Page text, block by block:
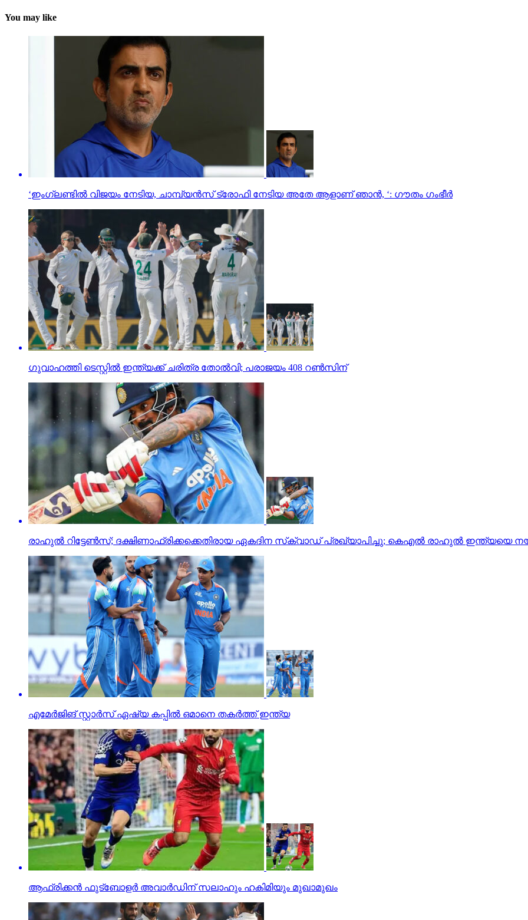
You may like
‘ഇംഗ്ലണ്ടില്‍ വിജയം നേടിയ, ചാമ്പ്യന്‍സ് ട്രോഫി നേടിയ അതേ ആളാണ് ഞാന്‍, ‘: ഗൗതം ഗംഭീര്‍
ഗുവാഹത്തി ടെസ്റ്റില്‍ ഇന്ത്യക്ക് ചരിത്ര തോല്‍വി; പരാജയം 408 റണ്‍സിന്
രാഹുൽ റിട്ടേൺസ്; ദക്ഷിണാഫ്രിക്കക്കെതിരായ ഏകദിന സ്‌ക്വാഡ് പ്രഖ്യാപിച്ചു; കെഎൽ രാഹുൽ ഇന്ത്യയെ
എമേര്‍ജിങ് സ്റ്റാര്‍സ് ഏഷ്യ കപ്പില്‍ ഒമാനെ തകര്‍ത്ത് ഇന്ത്യ
ആഫ്രിക്കന്‍ ഫുട്‌ബോളര്‍ അവാര്‍ഡിന് സലാഹും ഹകിമിയും മുഖാമുഖം